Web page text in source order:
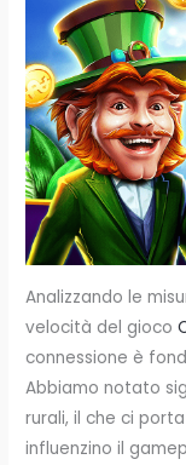
Analizzando le
velocità del gioco
connessione è
Abbiamo notato
rurali, il che ci
influenzino il